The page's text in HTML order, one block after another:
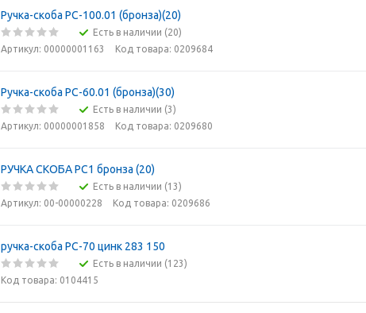
Ручка-скоба РС-100.01 (бронза)(20)
Есть в наличии (20)
Артикул: 00000001163
Код товара: 0209684
Ручка-скоба РС-60.01 (бронза)(30)
Есть в наличии (3)
Артикул: 00000001858
Код товара: 0209680
РУЧКА СКОБА РС1 бронза (20)
Есть в наличии (13)
Артикул: 00-00000228
Код товара: 0209686
ручка-скоба РС-70 цинк 283 150
Есть в наличии (123)
Код товара: 0104415